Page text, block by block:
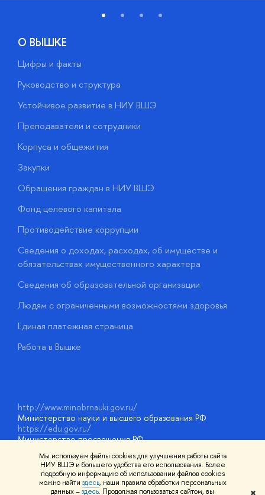
Мы используем файлы cookies для улучшения работы сайта
НИУ ВШЭ и большего удобства его использования. Более
подробную информацию об использовании файлов cookies
можно найти здесь, наши правила обработки персональных
данных –здесь. Продолжая пользоваться сайтом, вы
О ВЫШКЕ
Цифры и факты
Руководство и структура
Устойчивое развитие в НИУ ВШЭ
Преподаватели и сотрудники
Корпуса и общежития
Закупки
Обращения граждан в НИУ ВШЭ
Фонд целевого капитала
Противодействие коррупции
Сведения о доходах, расходах, об имуществе и
обязательствах имущественного характера
Сведения об образовательной организации
Людям с ограниченными возможностями здоровья
Единая платежная страница
Работа в Вышке
http://www.minobrnauki.gov.ru/
Министерство науки и высшего образования РФ
https://edu.gov.ru/
Министерство просвещения РФ
https://elearning.hse.ru/mooc
Массовые открытые онлайн-курсы